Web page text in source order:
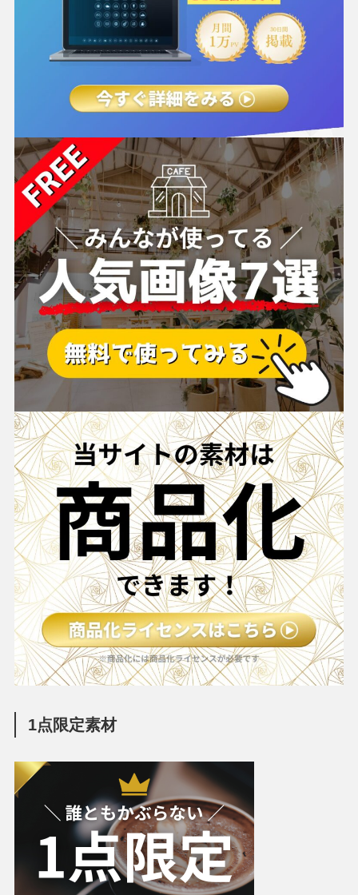
1点限定素材